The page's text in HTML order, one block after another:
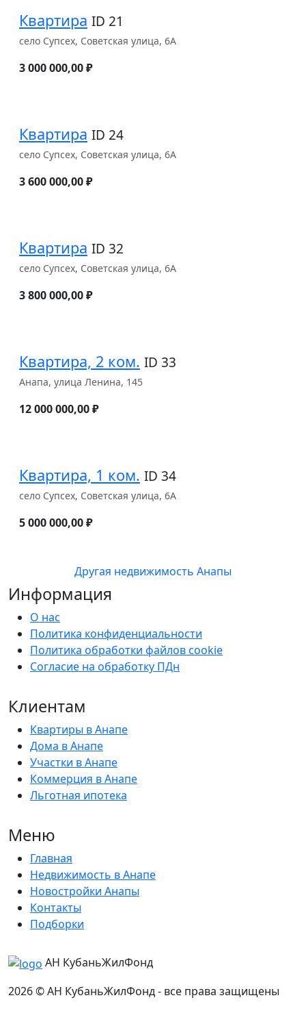
Квартира ID 21
село Супсех, Советская улица, 6А
3 000 000,00 ₽
Квартира ID 24
село Супсех, Советская улица, 6А
3 600 000,00 ₽
Квартира ID 32
село Супсех, Советская улица, 6А
3 800 000,00 ₽
Квартира, 2 ком. ID 33
Анапа, улица Ленина, 145
12 000 000,00 ₽
Квартира, 1 ком. ID 34
село Супсех, Советская улица, 6А
5 000 000,00 ₽
Другая недвижимость Анапы
Информация
О нас
Политика конфиденциальности
Политика обработки файлов cookie
Согласие на обработку ПДн
Клиентам
Квартиры в Анапе
Дома в Анапе
Участки в Анапе
Коммерция в Анапе
Льготная ипотека
Меню
Главная
Недвижимость в Анапе
Новостройки Анапы
Контакты
Подборки
АН КубаньЖилФонд
2026 © АН КубаньЖилФонд - все права защищены